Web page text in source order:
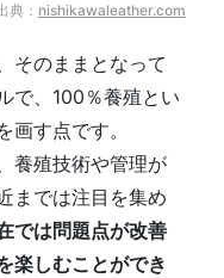
典： nishikawaleather.com
そのままとなって
で、100％養殖とい
画す点です。
養殖技術や管理が
までは注目を集め
では問題点が改善
楽しむことができ